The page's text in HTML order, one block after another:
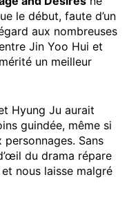
le début, faute d’un
aux nombreuses
Jin Yoo Hui et
un meilleur
Hyung Ju aurait
guindée, même si
personnages. Sans
du drama répare
nous laisse malgré